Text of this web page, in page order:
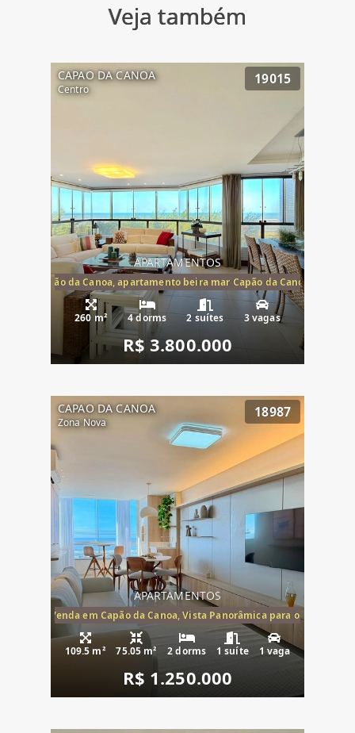
Veja também
CAPAO DA CANOA
Centro
19015
APARTAMENTOS
mar Capão da Canoa, apartamento beira mar Capão da Canoa,
260 m² 4 dorms 2 suítes 3 vagas
R$ 3.800.000
CAPAO DA CANOA
Zona Nova
18987
APARTAMENTOS
Mar à Venda em Capão da Canoa, Vista Panorâmica para o Mar, 2
109.5 m² 75.05 m² 2 dorms 1 suíte 1 vaga
R$ 1.250.000